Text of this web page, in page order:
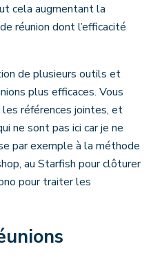
cela augmentant la
réunion dont l’efficacité
de plusieurs outils et
plus efficaces. Vous
références jointes, et
ne sont pas ici car je ne
par exemple à la méthode
au Starfish pour clôturer
pour traiter les